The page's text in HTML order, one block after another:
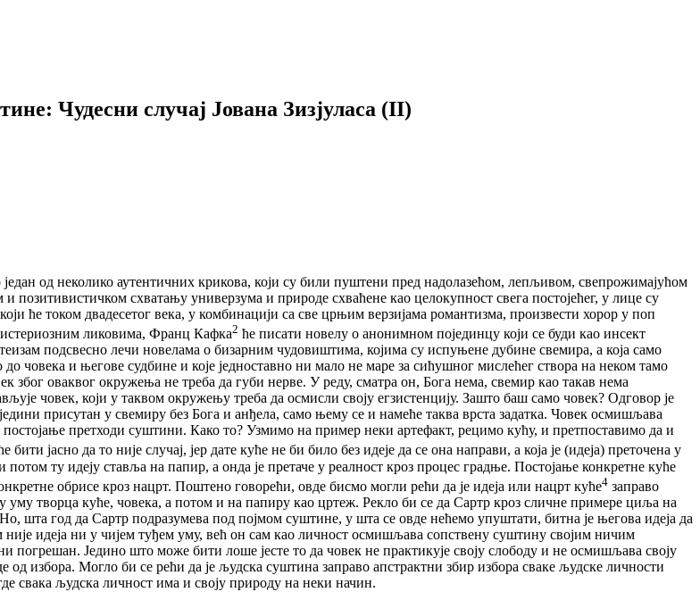
Чудесни случај Јована Зизјуласа (II)
од неколико аутентичних крикова, који су били пуштени пред надолазећом, лепљивом, свепрожимајућом
схватању универзума и природе схваћене као целокупност свега постојећег, у лице су
ће током двадесетог века, у комбинацији са све црњим верзијама романтизма, произвести хорор у поп
ликовима, Франц Кафка2 ће писати новелу о анонимном појединцу који се буди као инсект
подсвесно лечи новелама о бизарним чудовиштима, којима су испуњене дубине свемира, а која само
човека и његове судбине и које једноставно ни мало не маре за сићушног мислећег створа на неком тамо
због оваквог окружења не треба да губи нерве. У реду, сматра он, Бога нема, свемир као такав нема
човек, који у таквом окружењу треба да осмисли своју егзистенцију. Зашто баш само човек? Одговор је
присутан у свемиру без Бога и анђела, само њему се и намеће таква врста задатка. Човек осмишљава
постојање претходи суштини. Како то? Узмимо на пример неки артефакт, рецимо кућу, и претпоставимо да и
бити јасно да то није случај, јер дате куће не би било без идеје да се она направи, а која је (идеја) преточена у
ту идеју ставља на папир, а онда је претаче у реалност кроз процес градње. Постојање конкретне куће
обрисе кроз нацрт. Поштено говорећи, овде бисмо могли рећи да је идеја или нацрт куће4 заправо
творца куће, човека, а потом и на папиру као цртеж. Рекло би се да Сартр кроз сличне примере циља на
шта год да Сартр подразумева под појмом суштине, у шта се овде нећемо упуштати, битна је његова идеја да
није идеја ни у чијем туђем уму, већ он сам као личност осмишљава сопствену суштину својим ничим
Једино што може бити лоше јесте то да човек не практикује своју слободу и не осмишљава своју
избора. Могло би се рећи да је људска суштина заправо апстрактни збир избора сваке људске личности
свака људска личност има и своју природу на неки начин.